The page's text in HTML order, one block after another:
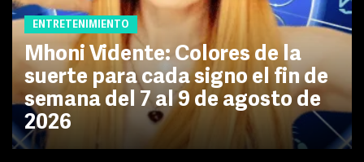
ENTRETENIMIENTO
Mhoni Vidente: Colores de la
suerte para cada signo el fin de
semana del 7 al 9 de agosto de
2026